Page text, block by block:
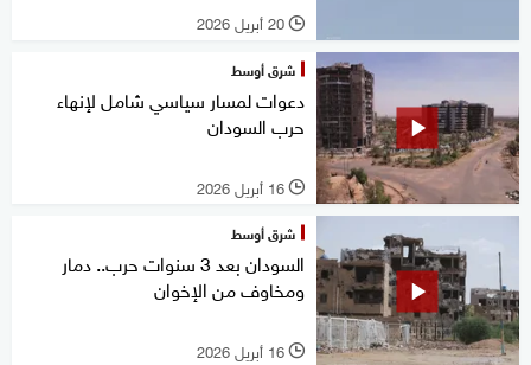
l 20 أبريل 2026
شرق أوسط
دعوات لمسار سياسي شامل لإنهاء
حرب السودان
l 16 أبريل 2026
شرق أوسط
السودان بعد 3 سنوات حرب.. دمار
ومخاوف من الإخوان
l 16 أبريل 2026